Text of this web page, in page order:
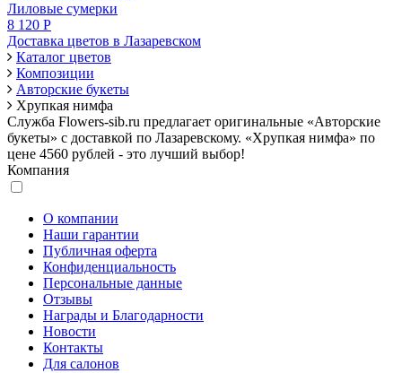
Лиловые сумерки
8 120 Р
Доставка цветов в Лазаревском
Каталог цветов
Композиции
Авторские букеты
Хрупкая нимфа
Служба Flowers-sib.ru предлагает оригинальные «Авторские
букеты» с доставкой по Лазаревскому. «Хрупкая нимфа» по
цене 4560 рублей - это лучший выбор!
Компания
О компании
Наши гарантии
Публичная оферта
Конфиденциальность
Персональные данные
Отзывы
Награды и Благодарности
Новости
Контакты
Для салонов